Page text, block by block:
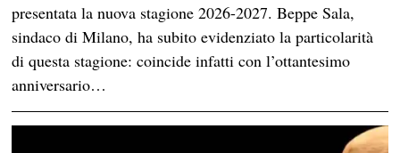
presentata la nuova stagione 2026-2027. Beppe Sala,
sindaco di Milano, ha subito evidenziato la particolarità
di questa stagione: coincide infatti con l’ottantesimo
anniversario…